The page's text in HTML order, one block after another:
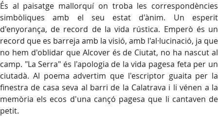
És al paisatge mallorquí on troba les correspondències
simbòliques amb el seu estat d'ànim. Un esperit
d'enyorança, de record de la vida rústica. Emperò és un
record que es barreja amb la visió, amb l'al·lucinació, ja que
no hem d'oblidar que Alcover és de Ciutat, no ha nascut al
camp. "La Serra" és l'apologia de la vida pagesa feta per un
ciutadà. Al poema advertim que l'escriptor guaita per la
finestra de casa seva al barri de la Calatrava i li vénen a la
memòria els ecos d'una cançó pagesa que li cantaven de
petit.